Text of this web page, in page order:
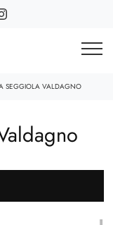
SEGGIOLA VALDAGNO